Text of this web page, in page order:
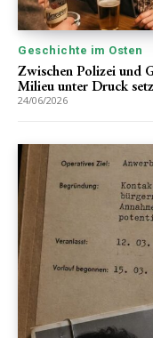
Geschichte im Osten
Zwischen Polizei und
Milieu unter Druck
24/06/2026